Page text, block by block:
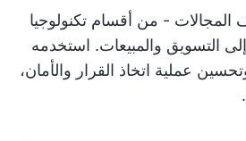
- من أقسام تكنولوجيا
التسويق والمبيعات. استخدمه
عملية اتخاذ القرار والأمان،